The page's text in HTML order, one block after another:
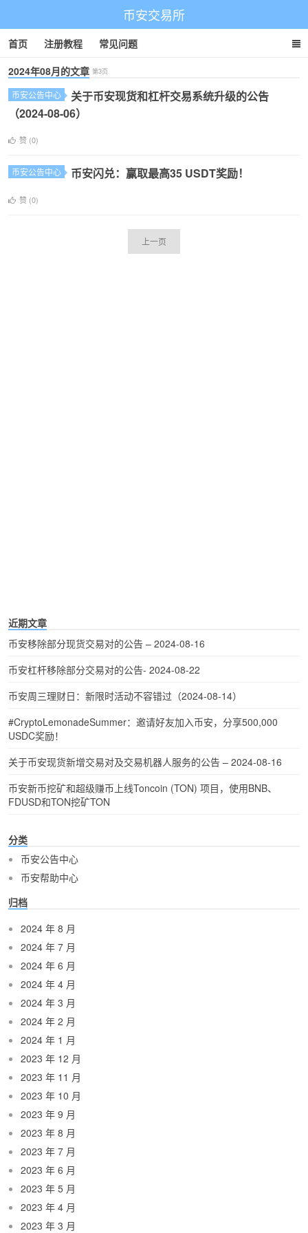
币安交易所
首页 注册教程
常见问题
2024年08月的文章 第3页
币安公告中心
关于币安现货和杠杆交易系统升级的公告
（2024-08-06）
赞 (0)
币安公告中心 币安闪兑：赢取最高35 USDT奖励！
赞 (0)
上一页
近期文章
币安移除部分现货交易对的公告 – 2024-08-16
币安杠杆移除部分交易对的公告- 2024-08-22
币安周三理财日：新限时活动不容错过（2024-08-14）
#CryptoLemonadeSummer：邀请好友加入币安，分享500,000
USDC奖励！
关于币安现货新增交易对及交易机器人服务的公告 – 2024-08-16
币安新币挖矿和超级赚币上线Toncoin (TON) 项目，使用BNB、
FDUSD和TON挖矿TON
分类
币安公告中心
币安帮助中心
归档
2024 年 8 月
2024 年 7 月
2024 年 6 月
2024 年 4 月
2024 年 3 月
2024 年 2 月
2024 年 1 月
2023 年 12 月
2023 年 11 月
2023 年 10 月
2023 年 9 月
2023 年 8 月
2023 年 7 月
2023 年 6 月
2023 年 5 月
2023 年 4 月
2023 年 3 月